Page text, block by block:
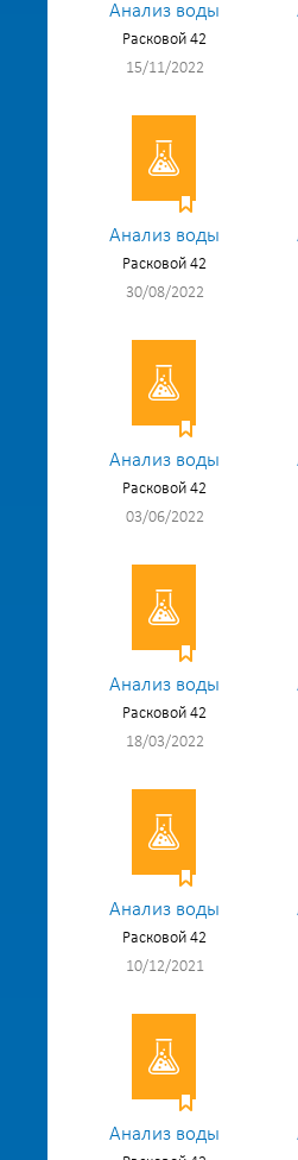
Анализ воды
Расковой 42
15/11/2022
Анализ воды
Расковой 42
30/08/2022
Анализ воды
Расковой 42
03/06/2022
Анализ воды
Расковой 42
18/03/2022
Анализ воды
Расковой 42
10/12/2021
Анализ воды